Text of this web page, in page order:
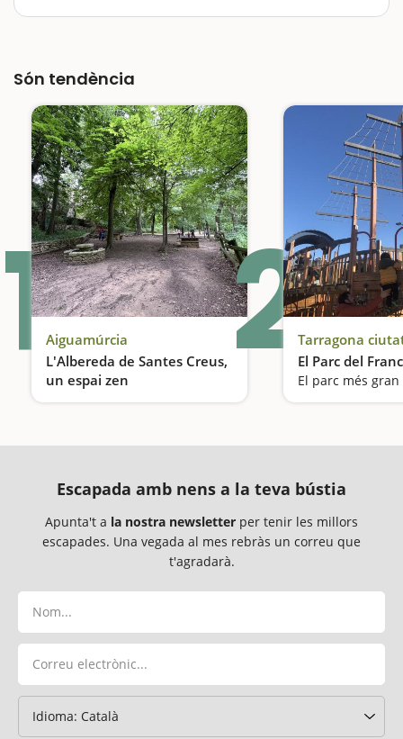
proposem passar-hi…
Són tendència
1Aiguamúrcia
L'Albereda de Santes Creus,
un espai zen
Pícnic al peus del Monestir de Santes Creus
2Tarragona
El Parc del
El parc més
Escapada amb nens a la teva bústia
Apunta't a la nostra newsletter per tenir les millors
escapades. Una vegada al mes rebràs un correu que
t'agradarà.